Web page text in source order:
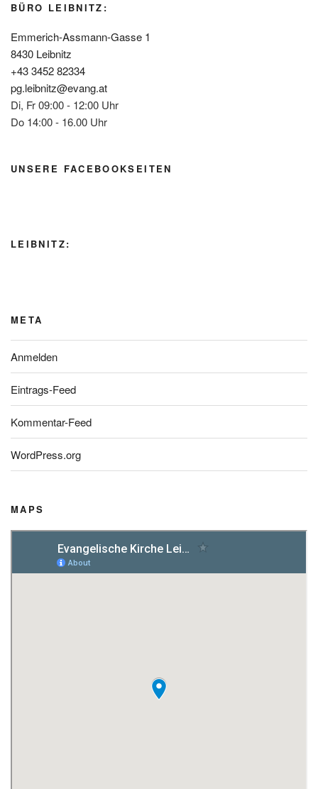
BÜRO LEIBNITZ:
Emmerich-Assmann-Gasse 1
8430 Leibnitz
+43 3452 82334
pg.leibnitz@evang.at
Di, Fr 09:00 - 12:00 Uhr
Do 14:00 - 16.00 Uhr
UNSERE FACEBOOKSEITEN
LEIBNITZ:
META
Anmelden
Eintrags-Feed
Kommentar-Feed
WordPress.org
MAPS